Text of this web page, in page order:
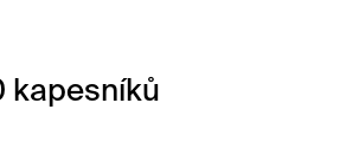
kapesníků